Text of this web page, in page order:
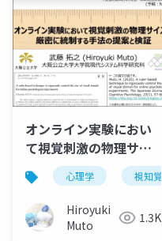
オンライン実験におい
て視覚刺激の物理サイ
ズを厳密に統制する手
法の提案と検証
心理学 視知覚
Hiroyuki
Muto
1.3K